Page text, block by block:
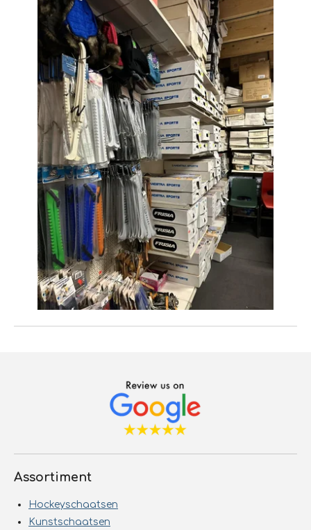
Assortiment
Hockeyschaatsen
Kunstschaatsen